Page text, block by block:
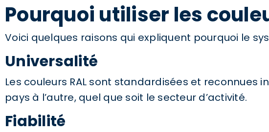
Pourquoi utiliser les
Voici quelques raisons qui expliquent pourquoi le
Universalité
Les couleurs RAL sont standardisées et
pays à l’autre, quel que soit le secteur d’activité.
Fiabilité